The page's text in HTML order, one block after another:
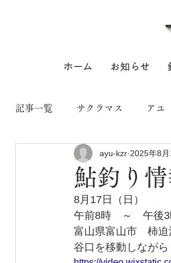
ホーム お知らせ
記事一覧 サクラマス アユ
鮎釣り
ayu-kzr 2025年8
8月17日（日）
午前8時　～　午後
富山県富山市　柿
谷口を移動しなが